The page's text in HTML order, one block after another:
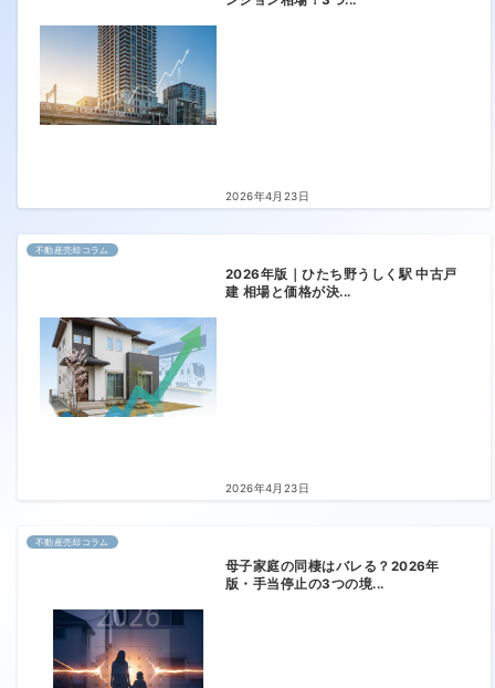
2026年4月23日
不動産売却コラム
2026年版｜ひたち野うしく駅 中古戸
建 相場と価格が決...
2026年4月23日
不動産売却コラム
母子家庭の同棲はバレる？2026年
版・手当停止の3つの境...